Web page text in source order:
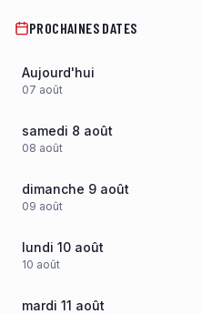
PROCHAINES DATES
Aujourd'hui
07 août
samedi 8 août
08 août
dimanche 9 août
09 août
lundi 10 août
10 août
mardi 11 août